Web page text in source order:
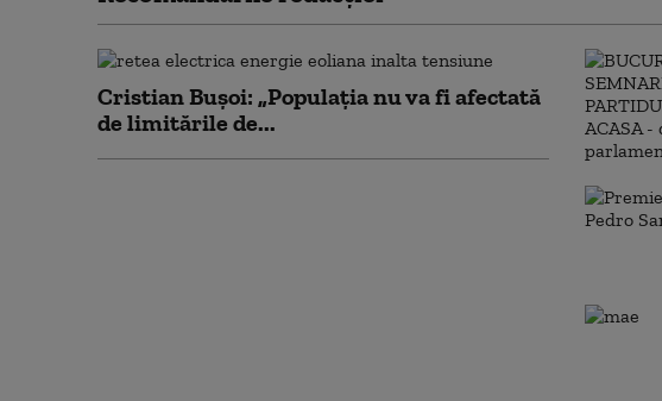
Cristian Bușoi: „Populația nu va fi afectată
de limitările de...